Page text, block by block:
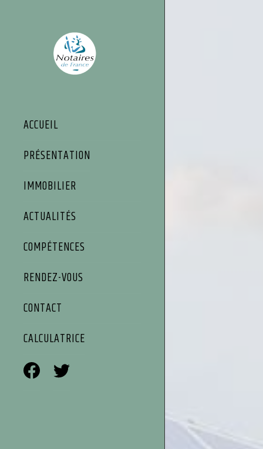
ACCUEIL
PRÉSENTATION
IMMOBILIER
ACTUALITÉS
COMPÉTENCES
RENDEZ-VOUS
CONTACT
CALCULATRICE